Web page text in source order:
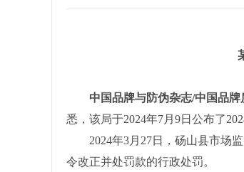
中国品牌与防伪杂志/中国品牌
悉，该局于2024年7月9日公布了
2024年3月27日，砀山县市场
令改正并处罚款的行政处罚。